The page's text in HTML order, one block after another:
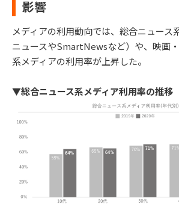
影響
メディアの利用動向では、総合ニュース
ニュースやSmartNewsなど）や、映画
系メディアの利用率が上昇した。
▼総合ニュース系メディア利用率の推移